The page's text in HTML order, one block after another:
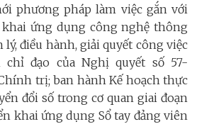
phương pháp làm việc gắn với
ứng dụng công nghệ thông
lý, điều hành, giải quyết công việc
đạo của Nghị quyết số 57-
trị; ban hành Kế hoạch thực
đổi số trong cơ quan giai đoạn
khai ứng dụng Sổ tay đảng viên